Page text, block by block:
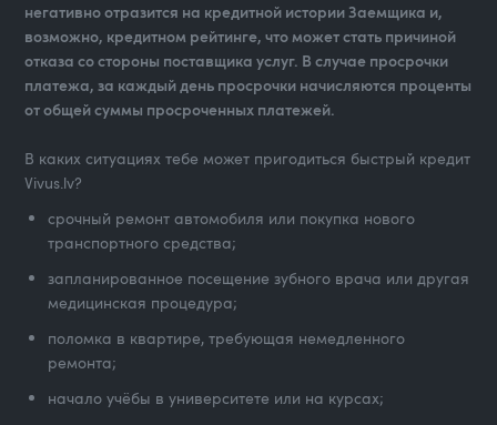
негативно отразится на кредитной истории Заемщика и,
возможно, кредитном рейтинге, что может стать причиной
отказа со стороны поставщика услуг. В случае просрочки
платежа, за каждый день просрочки начисляются проценты
от общей суммы просроченных платежей.
В каких ситуациях тебе может пригодиться быстрый кредит
Vivus.lv?
срочный ремонт автомобиля или покупка нового
транспортного средства;
запланированное посещение зубного врача или другая
медицинская процедура;
поломка в квартире, требующая немедленного
ремонта;
начало учёбы в университете или на курсах;